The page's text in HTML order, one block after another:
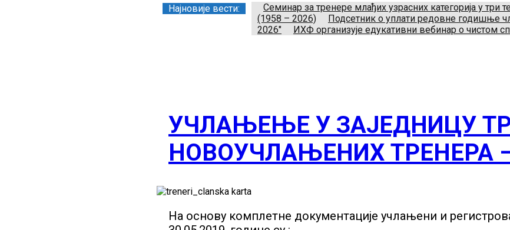
Најновије вести: Семинар за тренере млађих узрасних категорија у три
(1958 – 2026)
Подсетник о уплати редовне годишње
2026"
ИХФ организује едукативни вебинар о чистом
УЧЛАЊЕЊЕ У ЗАЈЕДНИЦУ
НОВОУЧЛАЊЕНИХ ТРЕНЕРА
На основу комплетне документације учлањени и